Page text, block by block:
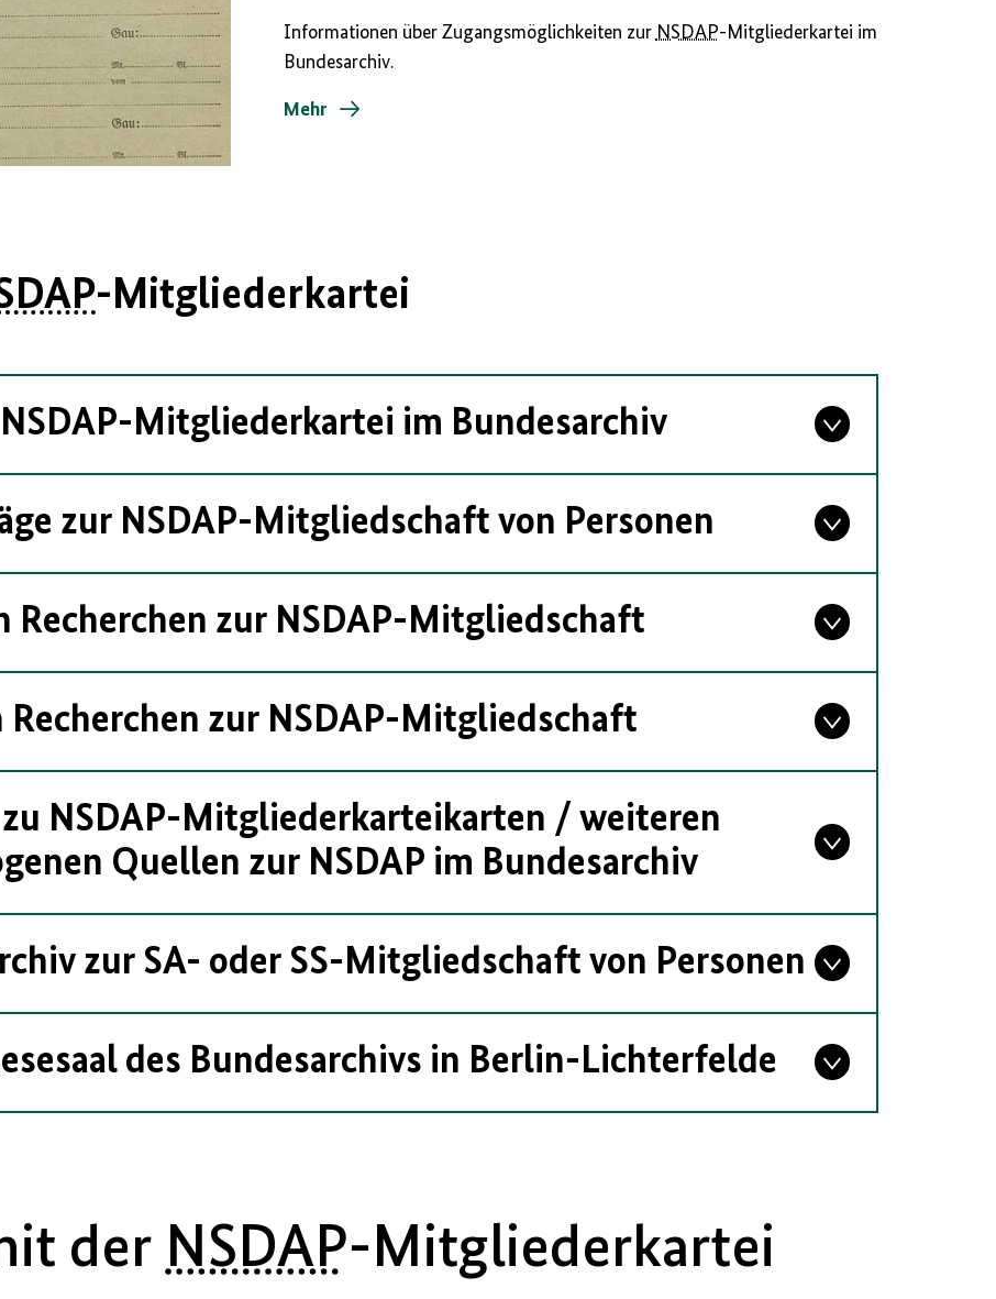
Informationen über Zugangsmöglichkeiten zur NSDAP-Mitgliederkartei im
Bundesarchiv.
Mehr
-Mitgliederkartei
Mitgliederkartei im Bundesarchiv
zur NSDAP-Mitgliedschaft von Personen
Recherchen zur NSDAP-Mitgliedschaft
Recherchen zur NSDAP-Mitgliedschaft
NSDAP-Mitgliederkarteikarten / weiteren
Quellen zur NSDAP im Bundesarchiv
zur SA- oder SS-Mitgliedschaft von Personen
des Bundesarchivs in Berlin-Lichterfelde
der NSDAP-Mitgliederkartei